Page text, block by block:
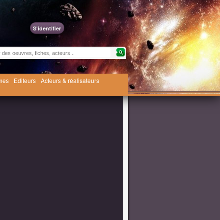
S'identifier
Editeurs Acteurs & réalisateurs